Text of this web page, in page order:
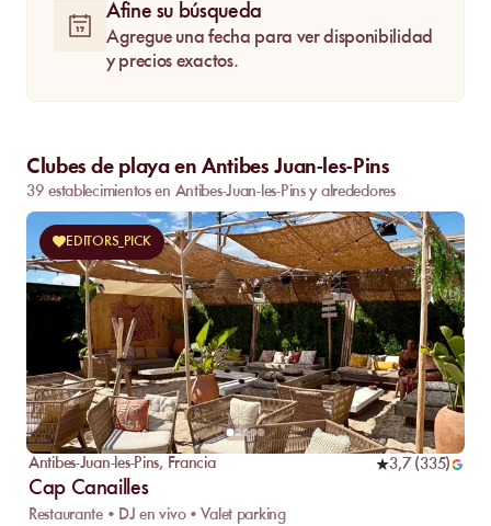
Afine su búsqueda
Agregue una fecha para ver disponibilidad
y precios exactos.
Clubes de playa en Antibes Juan-les-Pins
39 establecimientos en Antibes-Juan-les-Pins y alrededores
EDITORS_PICK
Antibes-Juan-les-Pins, Francia 3,7(335)
Cap Canailles
Restaurante • DJ en vivo • Valet parking